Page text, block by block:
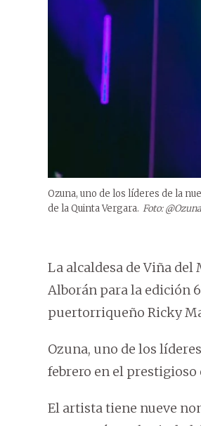
Ozuna, uno de los líderes de la
de la Quinta Vergara. Foto:
La alcaldesa de Viña del
Alborán para la edición
puertorriqueño Ricky
Ozuna, uno de los
febrero en el prestigioso
El artista tiene nueve